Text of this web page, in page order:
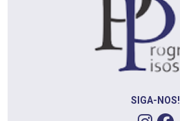
SIGA-NOS!